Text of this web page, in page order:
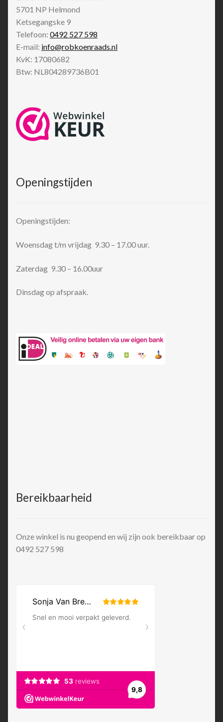
5701 NP Helmond
Ketsegangske 9
Telefoon: 0492 527 598
E-mail: info@robkoenraads.nl
KvK: 17080682
Btw: NL804289736B01
Openingstijden
Openingstijden:
Woensdag t/m vrijdag 9.30 – 17.00 uur.
Zaterdag 9.30 – 16.00uur
Dinsdag op afspraak.
Bereikbaarheid
Onze winkel is nu geopend en wij zijn ook bereikbaar op
0492 527 598